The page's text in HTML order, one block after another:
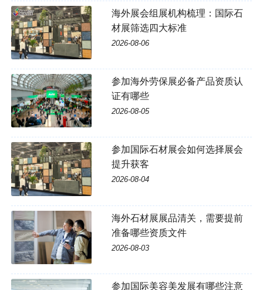
海外展会组展机构梳理：国际石
材展筛选四大标准
2026-08-06
参加海外劳保展必备产品资质认
证有哪些
2026-08-05
参加国际石材展会如何选择展会
提升获客
2026-08-04
海外石材展展品清关，需要提前
准备哪些资质文件
2026-08-03
参加国际美容美发展有哪些注意